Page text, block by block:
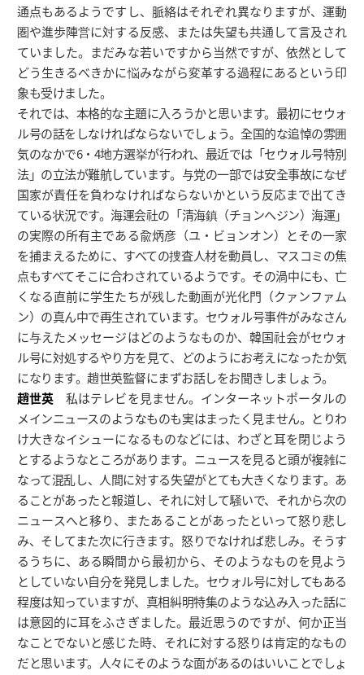
通点もあるようですし、脈絡はそれぞれ異なりますが、運動
圏や進歩陣営に対する反感、または失望も共通して言及され
ていました。まだみな若いですから当然ですが、依然として
どう生きるべきかに悩みながら変革する過程にあるという印
象も受けました。
それでは、本格的な主題に入ろうかと思います。最初にセウォ
ル号の話をしなければならないでしょう。全国的な追悼の雰囲
気のなかで6・4地方選挙が行われ、最近では「セウォル号特別
法」の立法が難航しています。与党の一部では安全事故になぜ
国家が責任を負わなければならないかという反応まで出てき
ている状況です。海運会社の「清海鎮（チョンヘジン）海運」
の実際の所有主である兪炳彦（ユ・ビョンオン）とその一家
を捕まえるために、すべての捜査人材を動員し、マスコミの焦
点もすべてそこに合わされているようです。その渦中にも、亡
くなる直前に学生たちが残した動画が光化門（クァンファム
ン）の真ん中で再生されています。セウォル号事件がみなさん
に与えたメッセージはどのようなものか、韓国社会がセウォ
ル号に対処するやり方を見て、どのようにお考えになったか気
になります。趙世英監督にまずお話しをお聞きしましょう。
趙世英 私はテレビを見ません。インターネットポータルの
メインニュースのようなものも実はまったく見ません。とりわ
け大きなイシューになるものなどには、わざと耳を閉じよう
とするようなところがあります。ニュースを見ると頭が複雑に
なって混乱し、人間に対する失望がとても大きくなります。あ
ることがあったと報道し、それに対して騒いで、それから次の
ニュースへと移り、またあることがあったといって怒り悲し
み、そしてまた次に行きます。怒りでなければ悲しみ。そうす
るうちに、ある瞬間から最初から、そのようなものを見よう
としていない自分を発見しました。セウォル号に対してもある
程度は知っていますが、真相糾明特集のような込み入った話に
は意図的に耳をふさぎました。最近思うのですが、何か正当
なことでないと感じた時、それに対する怒りは肯定的なもの
だと思います。人々にそのような面があるのはいいことでしょ